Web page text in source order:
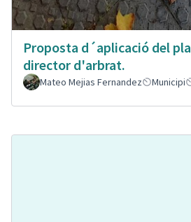
Proposta d´aplicació del pla
director d'arbrat.
Mateo Mejias Fernandez Municipi